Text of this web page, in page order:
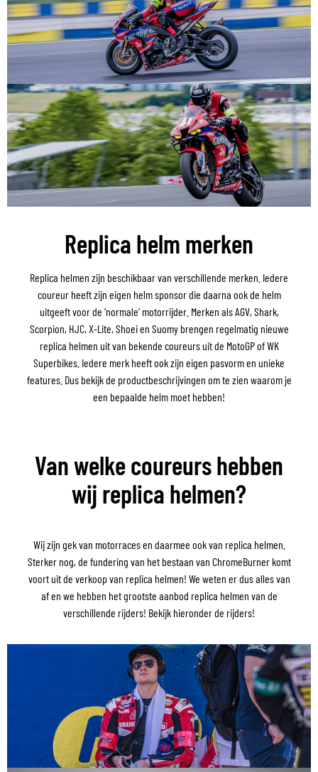
Replica helm merken
Replica helmen zijn beschikbaar van verschillende merken. Iedere
coureur heeft zijn eigen helm sponsor die daarna ook de helm
uitgeeft voor de ‘normale’ motorrijder. Merken als AGV, Shark,
Scorpion, HJC, X-Lite, Shoei en Suomy brengen regelmatig nieuwe
replica helmen uit van bekende coureurs uit de MotoGP of WK
Superbikes. Iedere merk heeft ook zijn eigen pasvorm en unieke
features. Dus bekijk de productbeschrijvingen om te zien waarom je
een bepaalde helm moet hebben!
Van welke coureurs hebben
wij replica helmen?
Wij zijn gek van motorraces en daarmee ook van replica helmen.
Sterker nog, de fundering van het bestaan van ChromeBurner komt
voort uit de verkoop van replica helmen! We weten er dus alles van
af en we hebben het grootste aanbod replica helmen van de
verschillende rijders! Bekijk hieronder de rijders!